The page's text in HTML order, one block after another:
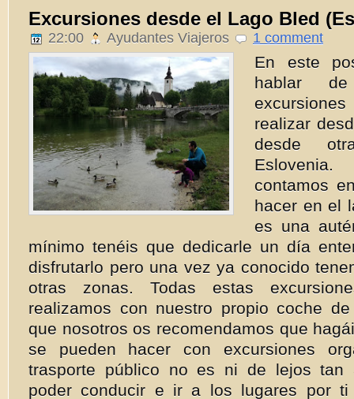
Excursiones desde el Lago Bled
22:00 Ayudantes Viajeros 1 comment
En este
hablar
realizar
desde
contamos
hacer en el
es una
mínimo tenéis que dedicarle un día
disfrutarlo pero una vez ya conocido
otras zonas. Todas estas
realizamos con nuestro propio coche
que nosotros os recomendamos que
se pueden hacer con excursiones
trasporte público no es ni de lejos tan
poder conducir e ir a los lugares por ti